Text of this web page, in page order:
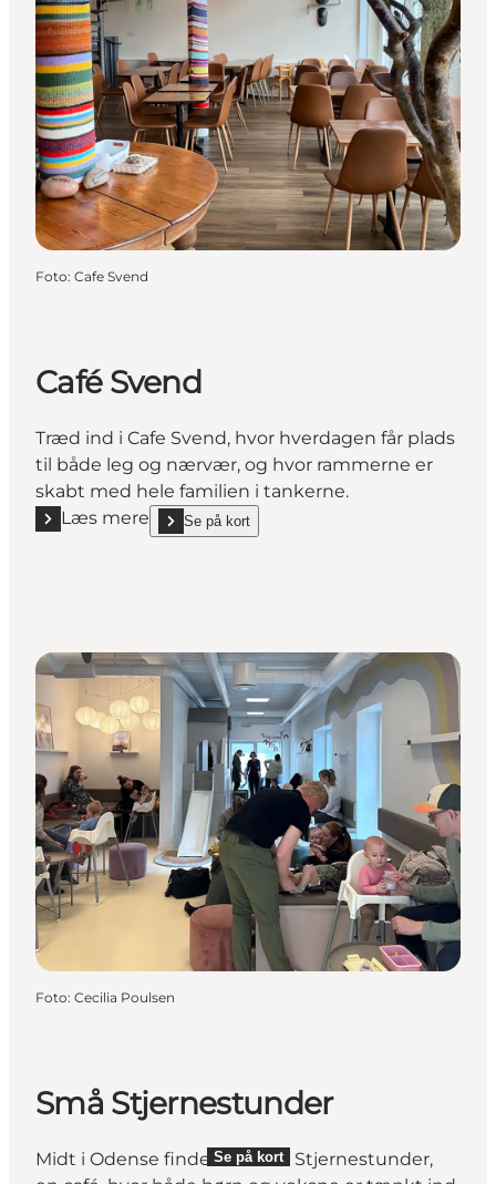
Foto: Cafe Svend
Café Svend
Træd ind i Cafe Svend, hvor hverdagen får plads
til både leg og nærvær, og hvor rammerne er
skabt med hele familien i tankerne.
Læs mere
Læs mere "Café Svend"
Se på kort
show Café Svend on_map
Foto: Cecilia Poulsen
Små Stjernestunder
Midt i Odense finder du Små Stjernestunder,
Se på kort